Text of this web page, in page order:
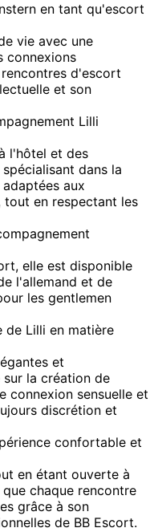
en tant qu'escort
vie avec une
connexions
d'escort
et son
Lilli
l'hôtel et des
dans la
aux
tout en respectant les
elle est disponible
l'allemand et de
les gentlemen
de Lilli en matière
et
la création de
connexion sensuelle et
discrétion et
confortable et
en étant ouverte à
chaque rencontre
grâce à son
de BB Escort.